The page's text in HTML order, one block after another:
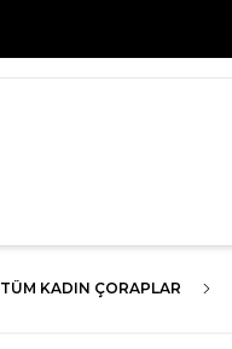
TÜM KADIN ÇORAPLAR